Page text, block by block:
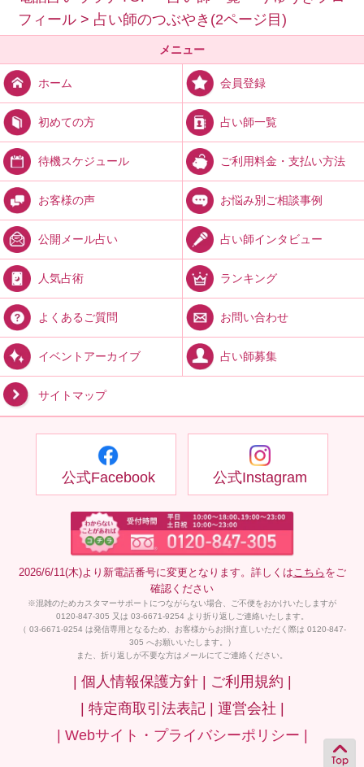
フィール > 占い師のつぶやき(2ページ目)
メニュー
ホーム 会員登録
初めての方 占い師一覧
待機スケジュール ご利用料金・支払い方法
お客様の声 お悩み別ご相談事例
公開メール占い 占い師インタビュー
人気占術 ランキング
よくあるご質問 お問い合わせ
イベントアーカイブ 占い師募集
サイトマップ
公式Facebook 公式Instagram
2026/6/11(木)より新電話番号に変更となります。詳しくは こちら をご
確認ください
※混雑のためカスタマーサポートにつながらない場合、ご不便をおかけいたしますが
0120-847-305 又は 03-6671-9254 より折り返しご連絡いたします。
（ 03-6671-9254 は発信専用となるため、お客様からお掛け直しいただく際は 0120-847-
305 へお願いいたします。）
また、折り返しが不要な方はメールにてご連絡ください。
| 個人情報保護方針 | ご利用規約 |
| 特定商取引法表記 | 運営会社 |
| Webサイト・プライバシーポリシー |